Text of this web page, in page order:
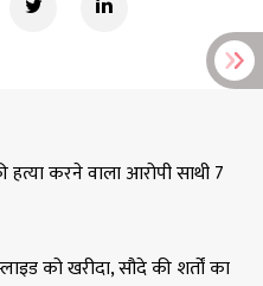
हत्या करने वाला आरोपी साथी 7
को खरीदा, सौदे की शर्तों का